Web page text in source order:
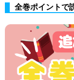
全巻ポイントで